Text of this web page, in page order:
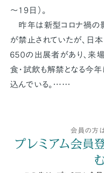
～19日）。
昨年は新型コロナ禍の
が禁止されていたが、日
650の出展者があり、来
食・試飲も解禁となる今
込んでいる。……
会員の方
プレミアム会員